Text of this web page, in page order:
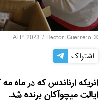
© AFP 2023 / Hector Guerrero
اشتراک
انریکه ارناندس که در ماه
ایالت میچوآکان برنده شد.